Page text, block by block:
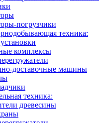
погрузчики
техника:
комплексы
доставочные машины
техника:
древесины